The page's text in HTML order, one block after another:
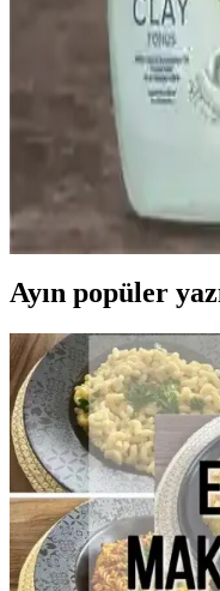
Sağlıklı gevrekler, doğal
şekerli alternatifler sunar.
ürünler hakkında detaylar
Palmolive Sabun
Bakımında Farklı
Palmolive'nin çeşitli
nemlendirici, ferahlatıcı
bakım sağlar, cilt
Ayın popüler